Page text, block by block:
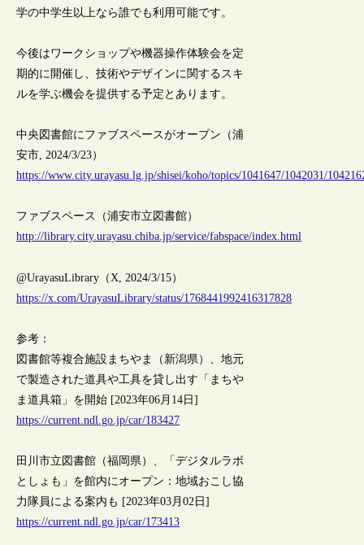
学の中学生以上なら誰でも利用可能です。
今後はワークショップや機器操作体験会を定
期的に開催し、技術やデザインに関するスキ
ルを学ぶ機会を提供する予定とあります。
中央図書館にファブスペースがオープン（浦
安市, 2024/3/23）
https://www.city.urayasu.lg.jp/shisei/koho/topics/1041647/1042031/
ファブスペース（浦安市立図書館）
http://library.city.urayasu.chiba.jp/service/fabspace/index.html
@UrayasuLibrary（X, 2024/3/15）
https://x.com/UrayasuLibrary/status/1768441992416317828
参考：
図書館等複合施設まちやま（新潟県）、地元
で製造された道具や工具を貸し出す「まちや
ま道具箱」を開始 [2023年06月14日]
https://current.ndl.go.jp/car/183427
田川市立図書館（福岡県）、「デジタルラボ
としょも」を館内にオープン：地域おこし協
力隊員による案内も [2023年03月02日]
https://current.ndl.go.jp/car/173413